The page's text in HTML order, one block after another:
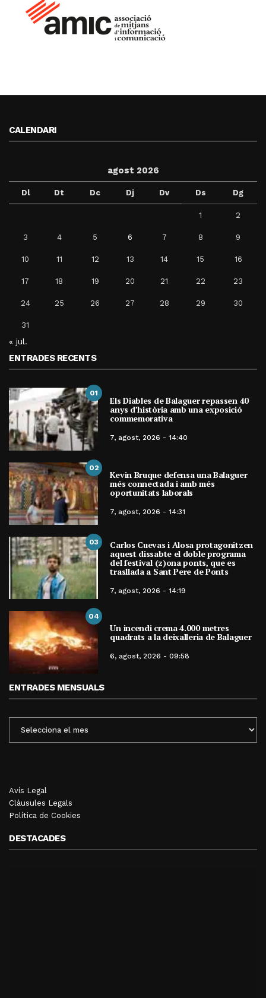
CALENDARI
agost 2026
Dl Dt Dc Dj Dv Ds Dg
1 2
3 4 5 6 7 8 9
10 11 12 13 14 15 16
17 18 19 20 21 22 23
24 25 26 27 28 29 30
31
« jul.
ENTRADES RECENTS
01
Els Diables de Balaguer repassen 40
anys d’història amb una exposició
commemorativa
7, agost, 2026 - 14:40
02
Kevin Bruque defensa una Balaguer
més connectada i amb més
oportunitats laborals
7, agost, 2026 - 14:31
03 Carlos Cuevas i Alosa protagonitzen
aquest dissabte el doble programa
del festival (z)ona ponts, que es
trasllada a Sant Pere de Ponts
7, agost, 2026 - 14:19
04
Un incendi crema 4.000 metres
quadrats a la deixalleria de Balaguer
6, agost, 2026 - 09:58
ENTRADES MENSUALS
MENSUALS
Avís Legal
Clàusules Legals
Política de Cookies
DESTACADES